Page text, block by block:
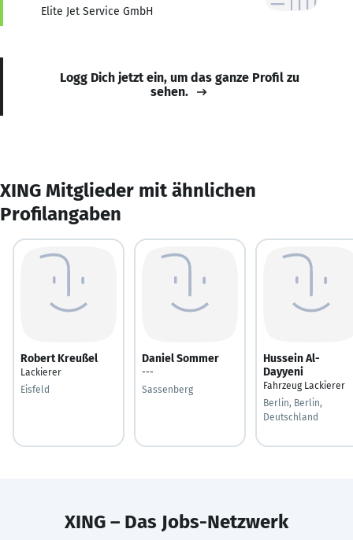
Elite Jet Service GmbH
Logg Dich jetzt ein, um das ganze Profil zu
sehen.
XING Mitglieder mit ähnlichen
Profilangaben
Robert Kreußel
Lackierer
Eisfeld
Daniel Sommer
---
Sassenberg
Hussein Al-
Dayyeni
Fahrzeug Lackierer
Berlin, Berlin,
Deutschland
XING – Das Jobs-Netzwerk